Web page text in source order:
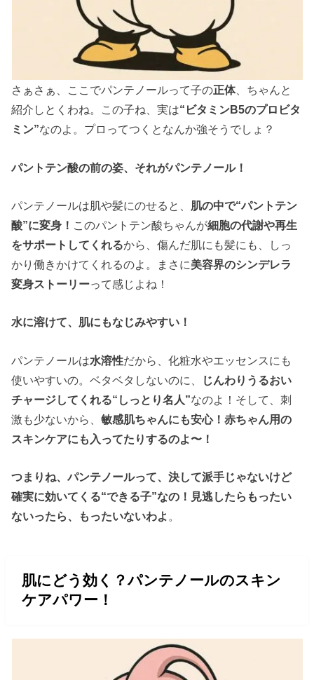
さぁさぁ、ここでパンテノールって子の正体、ちゃんと
紹介しとくわね。この子ね、実は“ビタミンB5のプロビタ
ミン”なのよ。プロってつくとなんか強そうでしょ？
パントテン酸の前の姿、それがパンテノール！
パンテノールは肌や髪にのせると、 肌の中で“パントテン
酸”に変身！ このパントテン酸ちゃんが細胞の代謝や再生
をサポートしてくれるから、傷んだ肌にも髪にも、しっ
かり働きかけてくれるのよ。まさに美容界のシンデレラ
変身ストーリーって感じよね！
水に溶けて、肌にもなじみやすい！
パンテノールは水溶性だから、化粧水やエッセンスにも
使いやすいの。ベタベタしないのに、
じんわりうるおい
チャージしてくれる“しっとり名人”なのよ！そして、刺
激も少ないから、敏感肌ちゃんにも安心！赤ちゃん用の
スキンケアにも入ってたりするのよ〜！
つまりね、パンテノールって、決して派手じゃないけど
確実に効いてくる“できる子”なの！ 見逃したらもったい
ないったら、もったいないわよ 。
肌にどう効く？パンテノールのスキン
ケアパワー！